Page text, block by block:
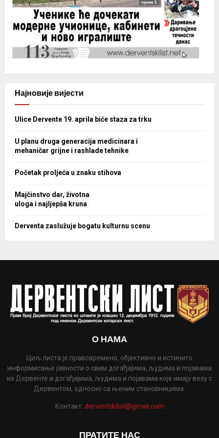
Најновије вијести
Ulice Dervente 19. aprila biće staza za trku
U planu druga generacija medicinara i
mehaničar grijne i rashlade tehnike
Početak proljeća u znaku stihova
Majčinstvo dar, životna
uloga i najljepša kruna
Derventa zaslužuje bogatu kulturnu scenu
О НАМА
Циљ листа је правовремено, објективно и истинито
информисање јавности о свим догађајима, људима и појавама
из Дервенте и догађајима, људима и појавама које имају везу с
Дервентом, односно са њеним становницима.
Контакт: derventskilist@gmail.com
ПРАТИТЕ НАС